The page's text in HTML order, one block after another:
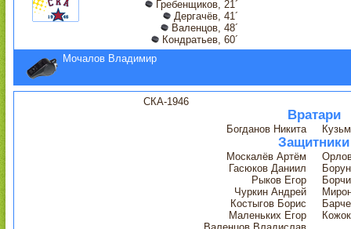
Гребенщиков, 21´
Дергачёв, 41´
Валенцов, 48´
Кондратьев, 60´
Мочалов Владимир
СКА-1946
Вратари
Богданов Никита
Защитники
Москалёв Артём
Гасюков Даниил
Рыков Егор
Чуркин Андрей
Костыгов Борис
Маленьких Егор